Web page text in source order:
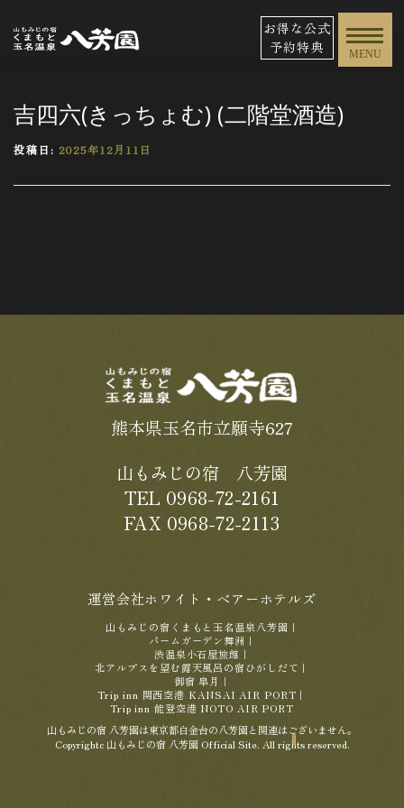
お得な公式
予約特典
MENU
吉四六(きっちょむ) (二階堂酒造)
投稿日: 2025年12月11日
熊本県玉名市立願寺627
山もみじの宿 八芳園
TEL 0968-72-2161
FAX 0968-72-2113
運営会社ホワイト・ベアーホテルズ
山もみじの宿くまもと玉名温泉八芳園 ｜
パームガーデン舞洲 ｜
渋温泉小石屋旅館 ｜
北アルプスを望む露天風呂の宿ひがしだて ｜
御宿 皐月 ｜
Trip inn 関西空港 KANSAI AIR PORT ｜
Trip inn 能登空港 NOTO AIR PORT
山もみじの宿 八芳園は東京都白金台の八芳園と関連はございません。
Copyrightc 山もみじの宿 八芳園 Official Site. All rights reserved.